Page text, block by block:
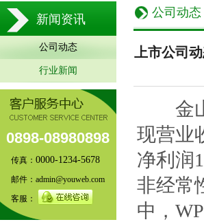
新闻资讯
公司动态
行业新闻
0898-08980898
传真： 0000-1234-5678
邮件：admin@youweb.com
客服：
公司动态
上市公司
金山
现营业
净利润
非经常
中，